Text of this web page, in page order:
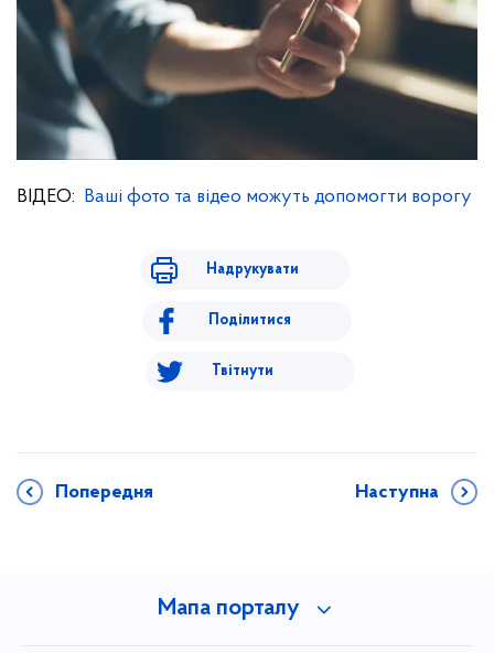
ВІДЕО: Ваші фото та відео можуть допомогти ворогу
Надрукувати
Поділитися
Твітнути
Попередня Наступна
Мапа порталу